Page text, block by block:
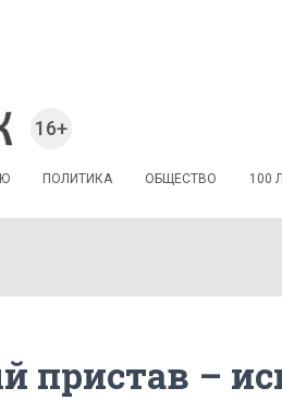
16+
ПОЛИТИКА ОБЩЕСТВО 100
пристав –